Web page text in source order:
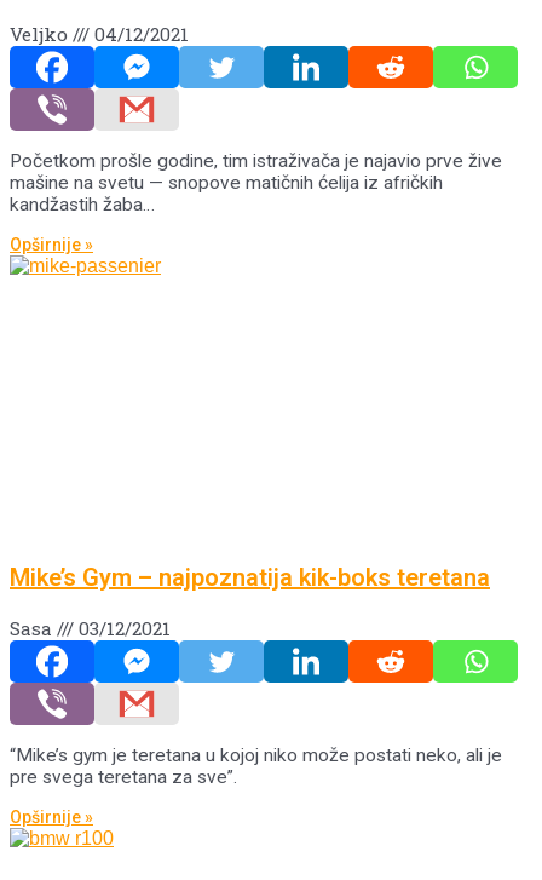
Veljko 04/12/2021
Početkom prošle godine, tim istraživača je najavio prve žive
mašine na svetu — snopove matičnih ćelija iz afričkih
kandžastih žaba…
Opširnije »
Mike’s Gym – najpoznatija kik-boks teretana
Sasa 03/12/2021
“Mike’s gym je teretana u kojoj niko može postati neko, ali je
pre svega teretana za sve”.
Opširnije »